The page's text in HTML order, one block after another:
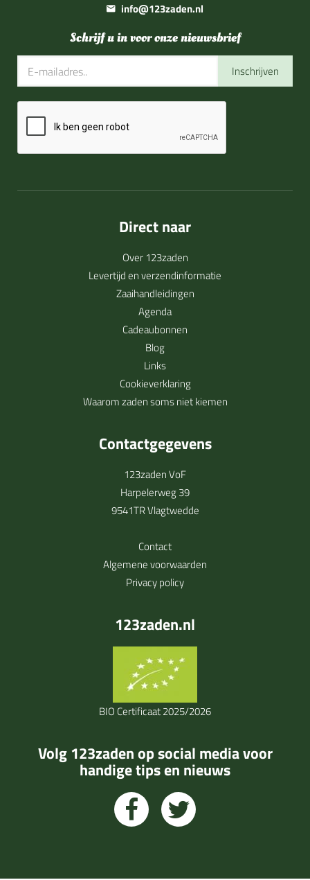
info@123zaden.nl
Schrijf u in voor onze nieuwsbrief
Inschrijven
Direct naar
Over 123zaden
Levertijd en verzendinformatie
Zaaihandleidingen
Agenda
Cadeaubonnen
Blog
Links
Cookieverklaring
Waarom zaden soms niet kiemen
Contactgegevens
123zaden VoF
Harpelerweg 39
9541TR Vlagtwedde
Contact
Algemene voorwaarden
Privacy policy
123zaden.nl
BIO Certificaat 2025/2026
Volg 123zaden op social media voor
handige tips en nieuws